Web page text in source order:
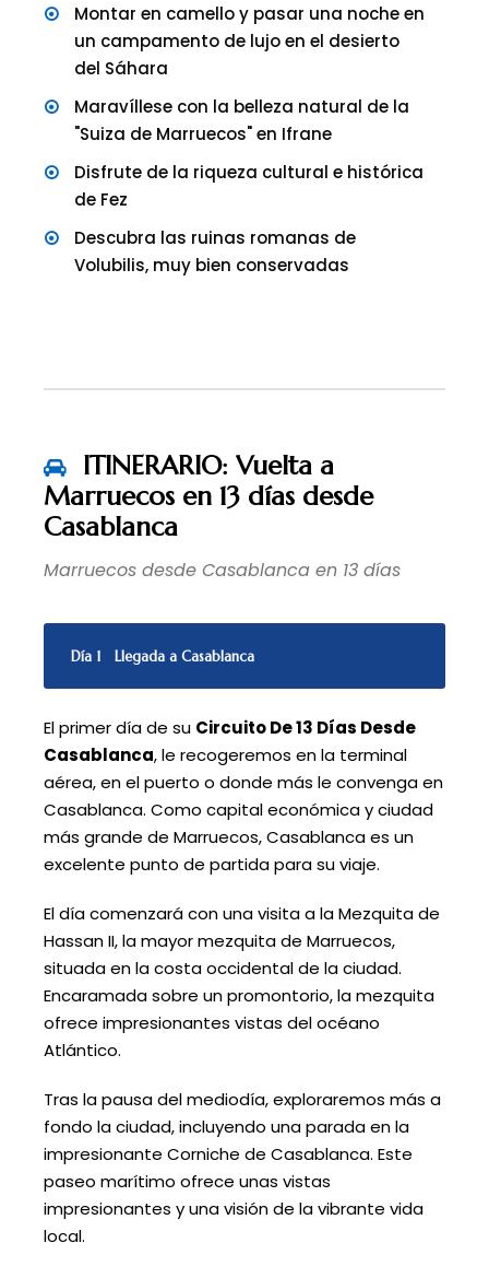
Montar en camello y pasar una noche en
un campamento de lujo en el desierto
del Sáhara
Maravíllese con la belleza natural de la
"Suiza de Marruecos" en Ifrane
Disfrute de la riqueza cultural e histórica
de Fez
Descubra las ruinas romanas de
Volubilis, muy bien conservadas
ITINERARIO: Vuelta a
Marruecos en 13 días desde
Casablanca
Marruecos desde Casablanca en 13 días
Día 1 Llegada a Casablanca
El primer día de su Circuito De 13 Días Desde
Casablanca, le recogeremos en la terminal
aérea, en el puerto o donde más le convenga en
Casablanca. Como capital económica y ciudad
más grande de Marruecos, Casablanca es un
excelente punto de partida para su viaje.
El día comenzará con una visita a la Mezquita de
Hassan II, la mayor mezquita de Marruecos,
situada en la costa occidental de la ciudad.
Encaramada sobre un promontorio, la mezquita
ofrece impresionantes vistas del océano
Atlántico.
Tras la pausa del mediodía, exploraremos más a
fondo la ciudad, incluyendo una parada en la
impresionante Corniche de Casablanca. Este
paseo marítimo ofrece unas vistas
impresionantes y una visión de la vibrante vida
local.